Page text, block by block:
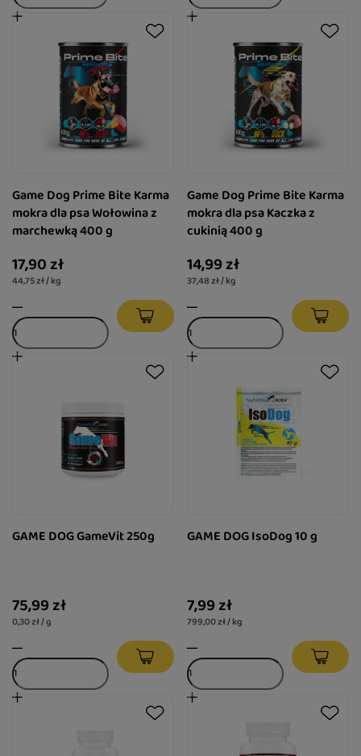
Game Dog Prime Bite Karma
mokra dla psa Wołowina z
marchewką 400 g
17,90 zł
44,75 zł / kg
Game Dog Prime Bite Karma
mokra dla psa Kaczka z
cukinią 400 g
14,99 zł
37,48 zł / kg
GAME DOG GameVit 250g
75,99 zł
0,30 zł / g
GAME DOG IsoDog 10 g
7,99 zł
799,00 zł / kg